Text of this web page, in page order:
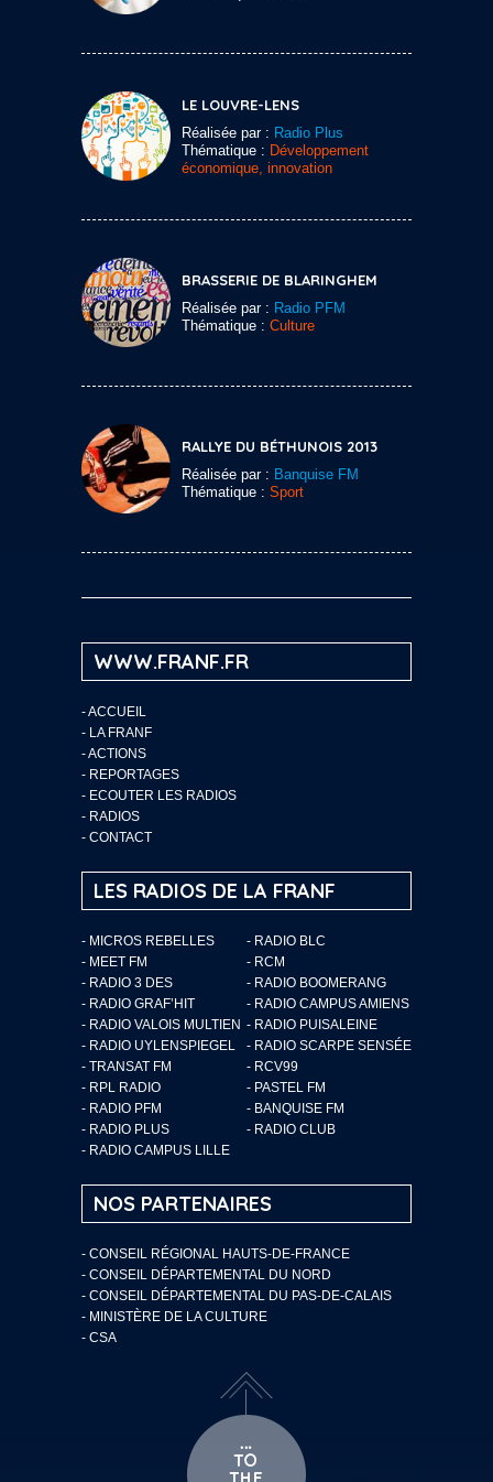
LE LOUVRE-LENS
Réalisée par : Radio Plus
Thématique : Développement
économique, innovation
BRASSERIE DE BLARINGHEM
Réalisée par : Radio PFM
Thématique : Culture
RALLYE DU BÉTHUNOIS 2013
Réalisée par : Banquise FM
Thématique : Sport
WWW.FRANF.FR
-ACCUEIL
- LA FRANF
-ACTIONS
- REPORTAGES
- ECOUTER LES RADIOS
- RADIOS
- CONTACT
LES RADIOS DE LA FRANF
- MICROS REBELLES
- RADIO BLC
- MEET FM
- RCM
- RADIO 3 DES
- RADIO BOOMERANG
- RADIO GRAF’HIT
- RADIO CAMPUS AMIENS
- RADIO VALOIS MULTIEN - RADIO PUISALEINE
- RADIO UYLENSPIEGEL
- RADIO SCARPE SENSÉE
- TRANSAT FM
- RCV99
- RPL RADIO
- PASTEL FM
- RADIO PFM
- BANQUISE FM
- RADIO PLUS
- RADIO CLUB
- RADIO CAMPUS LILLE
NOS PARTENAIRES
- CONSEIL RÉGIONAL HAUTS-DE-FRANCE
- CONSEIL DÉPARTEMENTAL DU NORD
- CONSEIL DÉPARTEMENTAL DU PAS-DE-CALAIS
- MINISTÈRE DE LA CULTURE
- CSA